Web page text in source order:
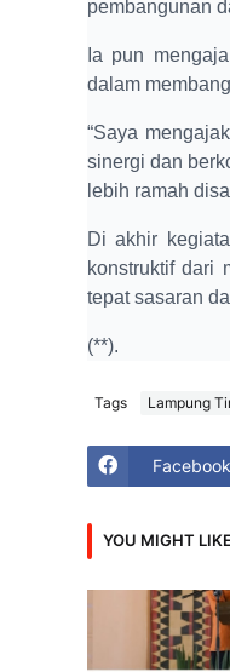
pembangunan
Ia pun
dalam
“Saya
sinergi dan
lebih ramah
Di akhir
konstruktif dari
tepat sasaran
(**).
Tags Lampung
Facebook
YOU MIGHT